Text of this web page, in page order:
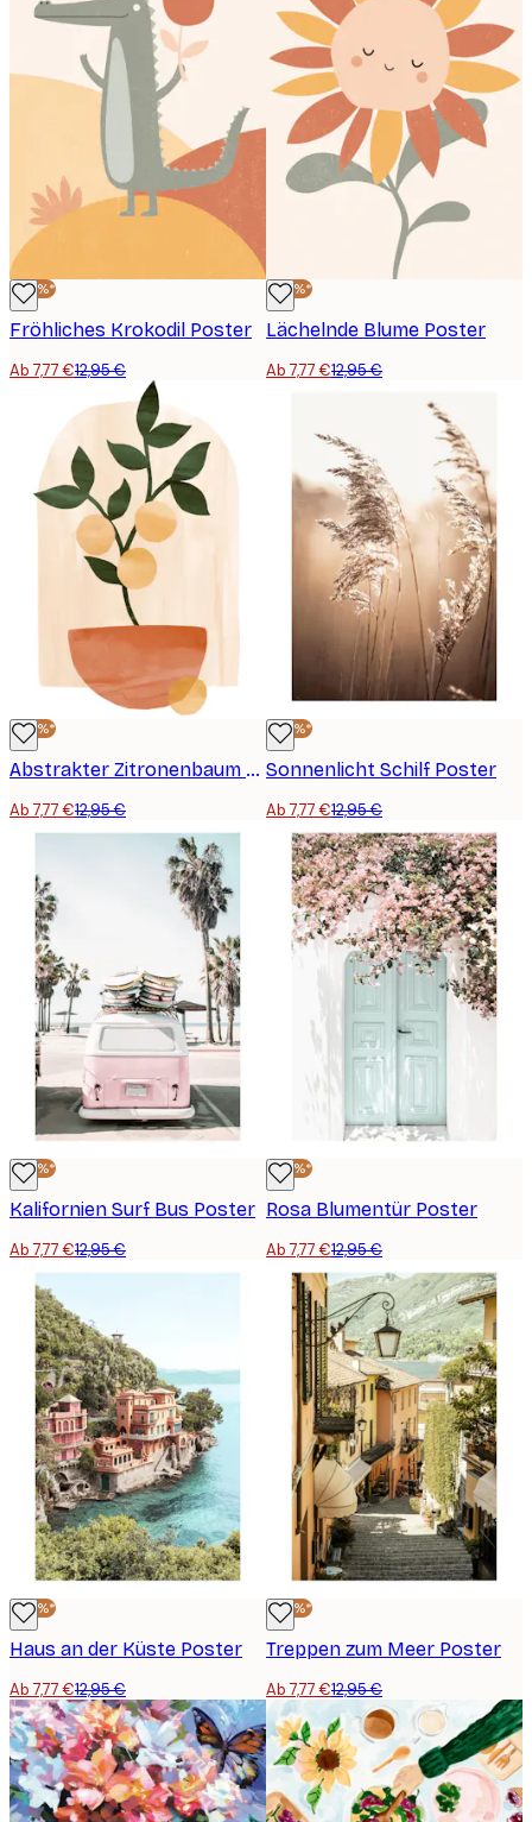
-40%*
Fröhliches Krokodil Poster
Ab 7,77 €12,95 €
-40%*
Lächelnde Blume Poster
Ab 7,77 €12,95 €
-40%*
Abstrakter Zitronenbaum Poster
Ab 7,77 €12,95 €
-40%*
Sonnenlicht Schilf Poster
Ab 7,77 €12,95 €
-40%*
Kalifornien Surf Bus Poster
Ab 7,77 €12,95 €
-40%*
Rosa Blumentür Poster
Ab 7,77 €12,95 €
-40%*
Haus an der Küste Poster
Ab 7,77 €12,95 €
-40%*
Treppen zum Meer Poster
Ab 7,77 €12,95 €